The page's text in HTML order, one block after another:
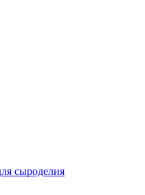
сыроделия